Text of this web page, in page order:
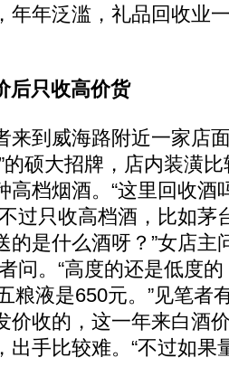
年年泛滥，礼品回收业
后只收高价货
到威海路附近一家店
的硕大招牌，店内装潢
高档烟酒。“这里回收酒
过只收高档酒，比如茅
的是什么酒呀？”女店主
问。“高度的还是低度
粮液是650元。”见笔者
价收的，这一年来白酒
出手比较难。“不过如果